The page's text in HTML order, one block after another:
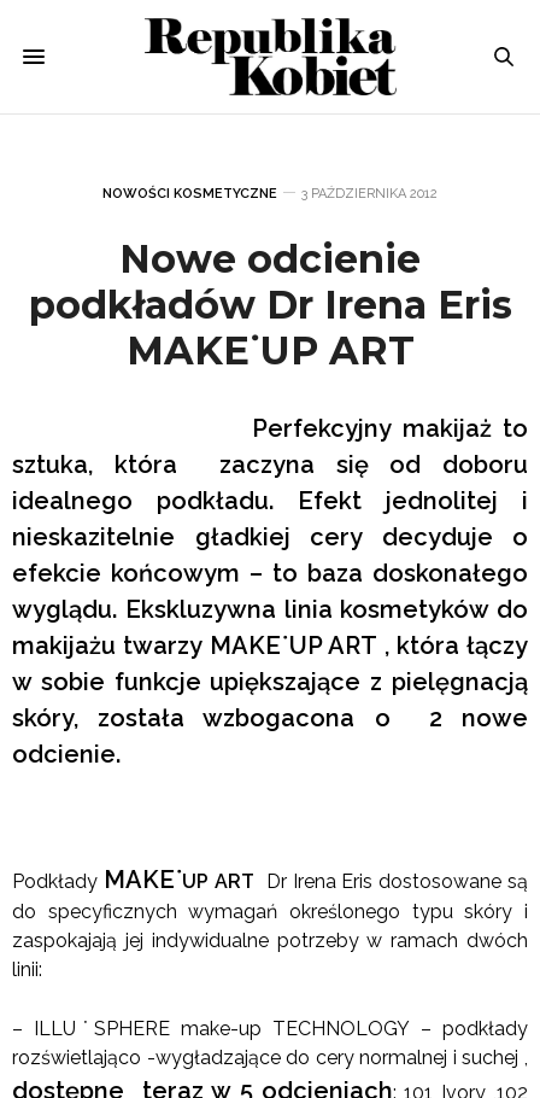
NOWOŚCI KOSMETYCZNE 3 PAŹDZIERNIKA 2012
Nowe odcienie
podkładów Dr Irena Eris
MAKE˙UP ART
Perfekcyjny makijaż to
sztuka, która zaczyna się od doboru
idealnego podkładu. Efekt jednolitej i
nieskazitelnie gładkiej cery decyduje o
efekcie końcowym – to baza doskonałego
wyglądu. Ekskluzywna linia kosmetyków do
makijażu twarzy MAKE˙UP ART , która łączy
w sobie funkcje upiększające z pielęgnacją
skóry, została wzbogacona o 2 nowe
odcienie.
Podkłady MAKE˙UP ART Dr Irena Eris dostosowane są
do specyficznych wymagań określonego typu skóry i
zaspokajają jej indywidualne potrzeby w ramach dwóch
linii:
– ILLU˙SPHERE make-up TECHNOLOGY – podkłady
rozświetlająco -wygładzające do cery normalnej i suchej ,
dostępne teraz w 5 odcieniach: 101 Ivory ,102